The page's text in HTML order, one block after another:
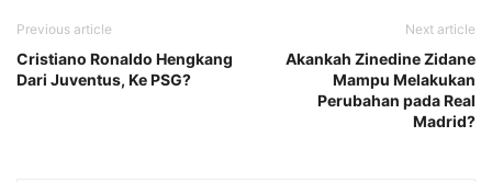
Previous article
Cristiano Ronaldo Hengkang
Dari Juventus, Ke PSG?
Next article
Akankah Zinedine Zidane
Mampu Melakukan
Perubahan pada Real
Madrid?